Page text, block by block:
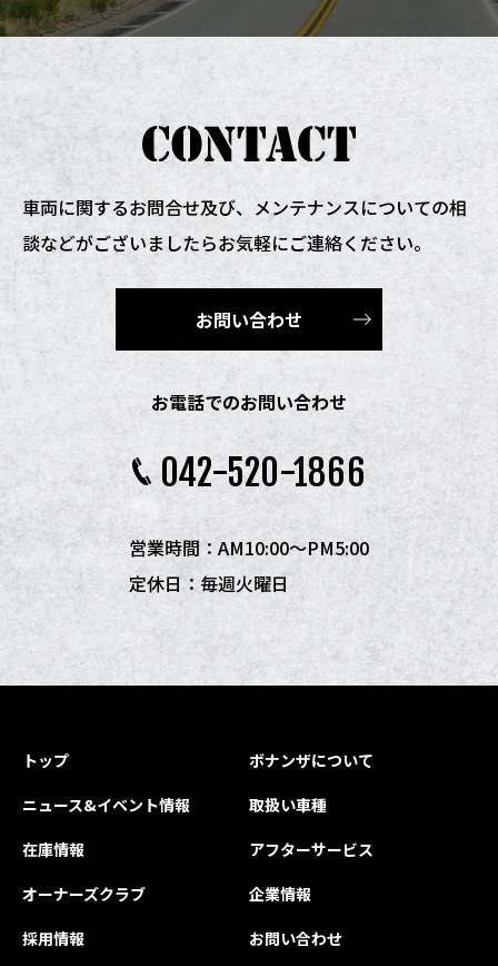
車両に関するお問合せ及び、 メンテナンスについての相
談などがございましたらお気軽にご連絡ください。
お問い合わせ
お電話でのお問い合わせ
042-520-1866
営業時間：AM10:00〜PM5:00
定休日：毎週火曜日
トップ
ボナンザについて
ニュース&イベント情報
取扱い車種
在庫情報
アフターサービス
オーナーズクラブ
企業情報
採用情報
お問い合わせ